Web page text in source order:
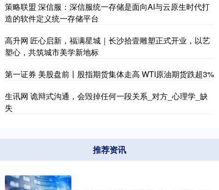
策略联盟 深信服：深信服统一存储是面向AI与云原生时代打
造的软件定义统一存储平台
高升网 匠心启新，福满星城｜长沙拾壹雕塑正式开业，以艺
塑心，共筑城市美学新地标
第一证券 美股盘前丨股指期货集体走高 WTI原油期货跌超3%
生讯网 诡辩式沟通，会毁掉任何一段关系_对方_心理学_缺
失
推荐资讯